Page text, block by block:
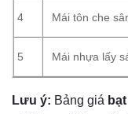
4 Mái tôn che
5 Mái nhựa lấy
Lưu ý: Bảng giá